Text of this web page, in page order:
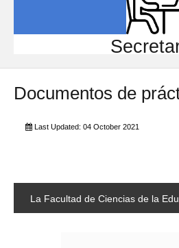
INVESTIGACIÓN
INTERNACIONAL
Directorio FCCE
Documentos de
Last Updated: 04 October 2021
La Facultad de Ciencias de la